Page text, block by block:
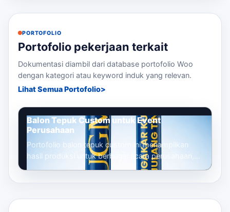
PORTOFOLIO
Portofolio pekerjaan terkait
Dokumentasi diambil dari database portofolio Woo
dengan kategori atau keyword induk yang relevan.
Lihat Semua Portofolio
Balon Tepuk Custom untuk Event
Perusahaan
Portofolio balon tepuk custom ini menampilkan
hasil produksi untuk berbagai acara perusahaan,
mulai dari gathering, seminar, launc...